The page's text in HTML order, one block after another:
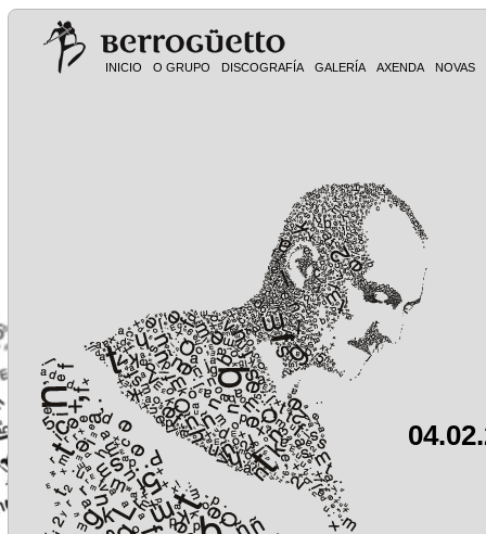
INICIO O GRUPO DISCOGRAFÍA GALERÍA AXENDA NOVAS